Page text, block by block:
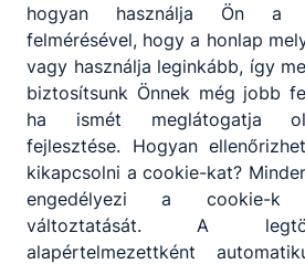
Ünnepélyes keretek között díjazták a
legjobbjait - köztük a Beregszászi
Művészeti Szakgimnázium,
2026. június 3-i rendezvényén.
2026. jún. 8.
DSZC Beregszászi
A hála napja
hogyan használja Ön a
felmérésével, hogy a honlap
vagy használja leginkább, így
biztosítsunk Önnek még jobb
ha ismét meglátogatja
fejlesztése. Hogyan
kikapcsolni a cookie-kat?
engedélyezi a cookie-k
változtatását. A
alapértelmezettként